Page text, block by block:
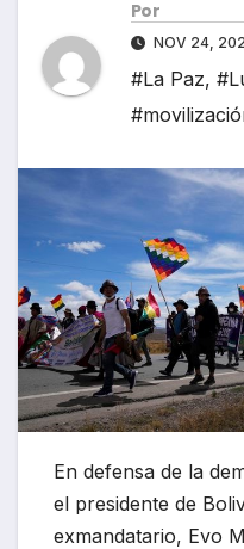
Por
NOV 24,
#La Paz,
En defensa de la
el presidente de
exmandatario, Evo